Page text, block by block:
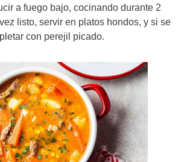
a fuego bajo, cocinando durante 2
listo, servir en platos hondos, y si se
con perejil picado.